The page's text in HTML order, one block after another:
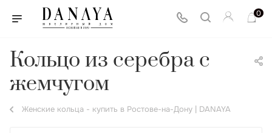
0
Кольцо из серебра с
жемчугом
Женские кольца - купить в Ростове-на-Дону | DANAYA